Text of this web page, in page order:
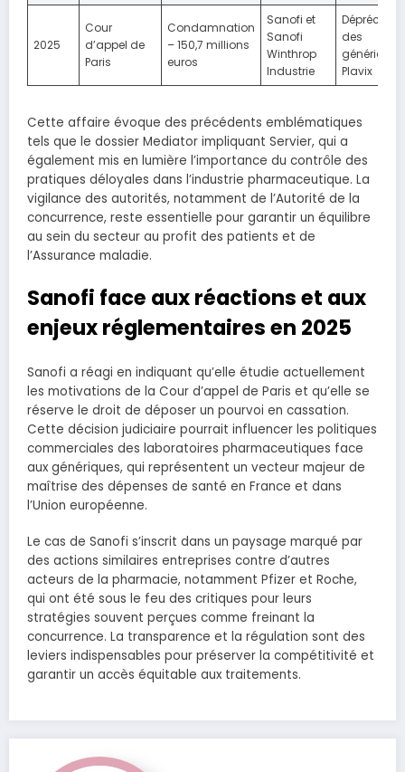
2025
Cour
d’appel de
Paris
Condamnation
– 150,7 millions
euros
Sanofi et
Sanofi
Winthrop
Industrie
des
génériques
Plavix
Cette affaire évoque des précédents emblématiques
tels que le dossier Mediator impliquant Servier, qui a
également mis en lumière l’importance du contrôle des
pratiques déloyales dans l’industrie pharmaceutique. La
vigilance des autorités, notamment de l’Autorité de la
concurrence, reste essentielle pour garantir un équilibre
au sein du secteur au profit des patients et de
l’Assurance maladie.
Sanofi face aux réactions et aux
enjeux réglementaires en 2025
Sanofi a réagi en indiquant qu’elle étudie actuellement
les motivations de la Cour d’appel de Paris et qu’elle se
réserve le droit de déposer un pourvoi en cassation.
Cette décision judiciaire pourrait influencer les politiques
commerciales des laboratoires pharmaceutiques face
aux génériques, qui représentent un vecteur majeur de
maîtrise des dépenses de santé en France et dans
l’Union européenne.
Le cas de Sanofi s’inscrit dans un paysage marqué par
des actions similaires entreprises contre d’autres
acteurs de la pharmacie, notamment Pfizer et Roche,
qui ont été sous le feu des critiques pour leurs
stratégies souvent perçues comme freinant la
concurrence. La transparence et la régulation sont des
leviers indispensables pour préserver la compétitivité et
garantir un accès équitable aux traitements.